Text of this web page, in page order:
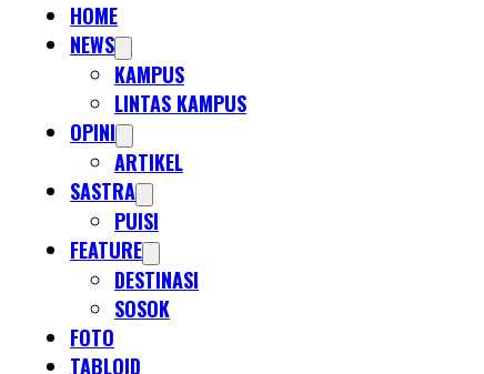
HOME
NEWS
KAMPUS
LINTAS KAMPUS
OPINI
ARTIKEL
SASTRA
PUISI
FEATURE
DESTINASI
SOSOK
FOTO
TABLOID